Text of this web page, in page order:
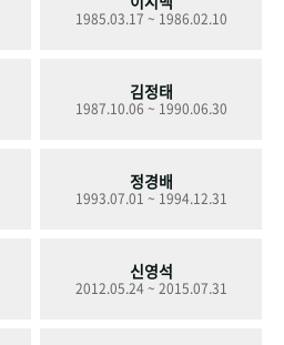
1985.03.17 ~ 1986.02.10
김정태
1987.10.06 ~ 1990.06.30
정경배
1993.07.01 ~ 1994.12.31
신영석
2012.05.24 ~ 2015.07.31